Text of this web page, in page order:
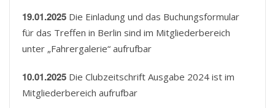
19.01.2025 Die Einladung und das Buchungsformular
für das Treffen in Berlin sind im Mitgliederbereich
unter „Fahrergalerie“ aufrufbar
10.01.2025 Die Clubzeitschrift Ausgabe 2024 ist im
Mitgliederbereich aufrufbar